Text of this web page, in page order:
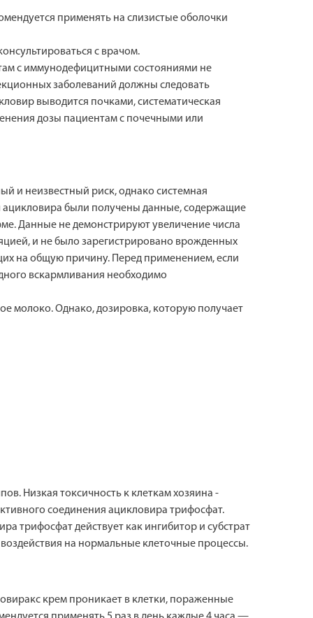
применять на слизистые оболочки
с врачом.
с иммунодефицитными состояниями не
заболеваний должны следовать
выводится почками, систематическая
дозы пациентам с почечными или
и неизвестный риск, однако системная
ацикловира были получены данные, содержащие
Данные не демонстрируют увеличение числа
и не было зарегистрировано врожденных
на общую причину. Перед применением, если
вскармливания необходимо
молоко. Однако, дозировка, которую получает
Низкая токсичность к клеткам хозяина -
соединения ацикловира трифосфат.
трифосфат действует как ингибитор и субстрат
на нормальные клеточные процессы.
крем проникает в клетки, пораженные